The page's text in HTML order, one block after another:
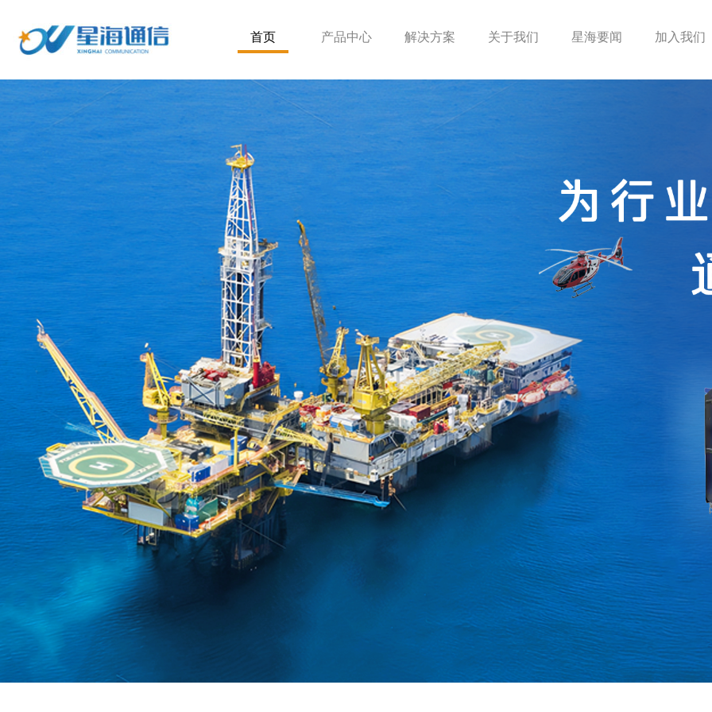
首页 产品中心 解决方案 关于我们 星海要闻 加入我们